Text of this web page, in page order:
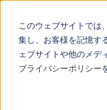
このウェブサイトでは
集し、お客様を記憶す
ェブサイトや他のメデ
プライバシーポリシー
リーガレッジとは
機能一覧
導入事例
セミナー情報